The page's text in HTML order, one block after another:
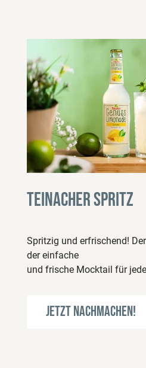
Teinacher Spritz
Spritzig und erfrischend!
der einfache
und frische Mocktail für
Jetzt nachmachen!